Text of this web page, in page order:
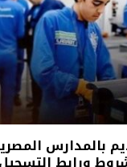
بالمدارس